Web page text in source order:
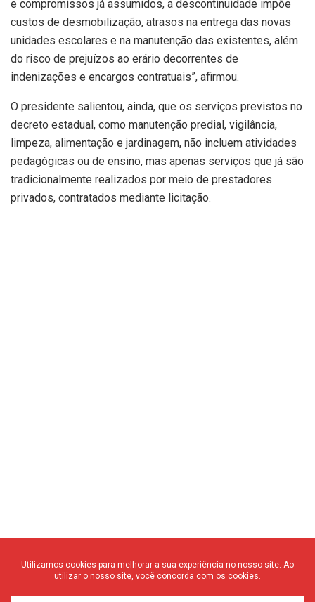
e compromissos já assumidos, a descontinuidade impõe
custos de desmobilização, atrasos na entrega das novas
unidades escolares e na manutenção das existentes, além
do risco de prejuízos ao erário decorrentes de
indenizações e encargos contratuais”, afirmou.
O presidente salientou, ainda, que os serviços previstos no
decreto estadual, como manutenção predial, vigilância,
limpeza, alimentação e jardinagem, não incluem atividades
pedagógicas ou de ensino, mas apenas serviços que já são
tradicionalmente realizados por meio de prestadores
privados, contratados mediante licitação.